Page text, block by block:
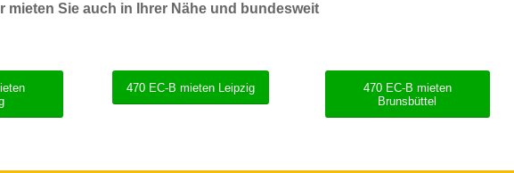
Sie auch in Ihrer Nähe und bundesweit
470 EC-B mieten Leipzig
470 EC-B mieten
Brunsbüttel